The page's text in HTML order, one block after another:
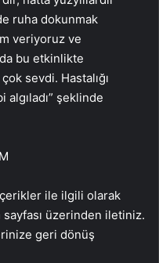
ruha dokunmak
veriyoruz ve
bu etkinlikte
sevdi. Hastalığı
şeklinde
ile ilgili olarak
üzerinden iletiniz.
geri dönüş